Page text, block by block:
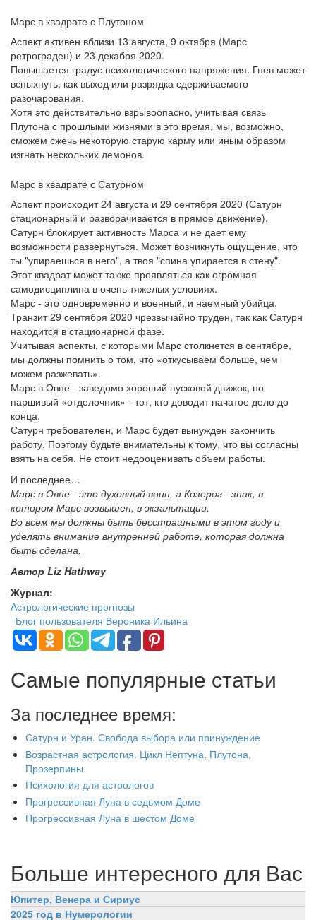
Марс в квадрате с Плутоном
Аспект активен вблизи 13 августа, 9 октября (Марс
ретрограден) и 23 декабря 2020.
Повышается градус психологического напряжения. Гнев может
вспыхнуть, как выход или разрядка сдерживаемого
разочарования.
Хотя это действительно взрывоопасно, учитывая связь
Плутона с прошлыми жизнями в это время, мы, возможно,
сможем сжечь некоторую старую карму или иным образом
изгнать нескольких демонов.
Марс в квадрате с Сатурном
Аспект происходит 24 августа и 29 сентября 2020 (Сатурн
стационарный и разворачивается в прямое движение).
Сатурн блокирует активность Марса и не дает ему
возможности развернуться. Может возникнуть ощущение, что
ты "упираешься в него", а твоя "спина упирается в стену".
Этот квадрат может также проявляться как огромная
самодисциплина в очень тяжелых условиях.
Марс - это одновременно и военный, и наемный убийца.
Транзит 29 сентября 2020 чрезвычайно труден, так как Сатурн
находится в стационарной фазе.
Учитывая аспекты, с которыми Марс столкнется в сентябре,
мы должны помнить о том, что «откусываем больше, чем
можем разжевать».
Марс в Овне - заведомо хороший пусковой движок, но
паршивый «отделочник» - тот, кто доводит начатое дело до
конца.
Сатурн требователен, и Марс будет вынужден закончить
работу. Поэтому будьте внимательны к тому, что вы согласны
взять на себя. Не стоит недооценивать объем работы.
И последнее…
Марс в Овне - это духовный воин, а Козерог - знак, в
котором Марс возвышен, в экзальтации.
Во всем мы должны быть бесстрашными в этом году и
уделять внимание внутренней работе, которая должна
быть сделана.
Автор Liz Hathway
Журнал:
Астрологические прогнозы
Блог пользователя Вероника Ильина
Самые популярные статьи
За последнее время:
Сатурн и Уран. Свобода выбора или принуждение
Возрастная астрология. Цикл Нептуна, Плутона,
Прозерпины
Психология для астрологов
Прогрессивная Луна в седьмом Доме
Прогрессивная Луна в шестом Доме
Больше интересного для Вас
Юпитер, Венера и Сириус
2025 год в Нумерологии